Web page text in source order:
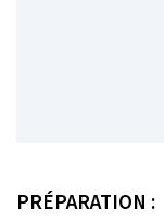
PRÉPARATION :